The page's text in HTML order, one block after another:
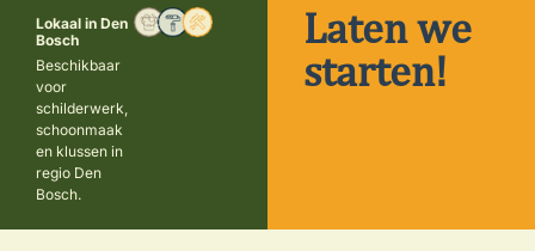
Lokaal in Den
Bosch
Beschikbaar
voor
schilderwerk,
schoonmaak
en klussen in
regio Den
Bosch.
Laten we
starten!